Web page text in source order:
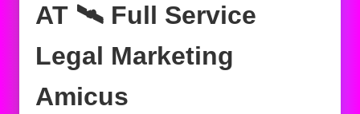
AT 🛰️‍ Full Service
Legal Marketing
Amicus